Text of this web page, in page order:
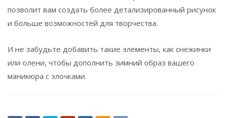
позволит вам создать более детализированный рисунок
и больше возможностей для творчества.
И не забудьте добавить такие элементы, как снежинки
или олени, чтобы дополнить зимний образ вашего
маникюра с элочками.